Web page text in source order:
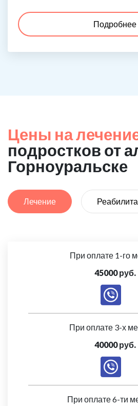
Подробнее
Цены на
подростков от
Горноуральске
Лечение
При оплате 1-го
45000 руб.
При оплате 3-х
40000 руб.
При оплате 6-ти